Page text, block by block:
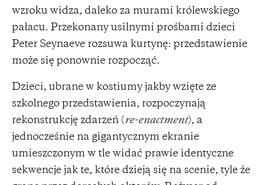
wzroku widza, daleko za murami królewskiego
pałacu. Przekonany usilnymi prośbami dzieci
Peter Seynaeve rozsuwa kurtynę: przedstawienie
może się ponownie rozpocząć.
Dzieci, ubrane w kostiumy jakby wzięte ze
szkolnego przedstawienia, rozpoczynają
rekonstrukcję zdarzeń (re-enactment), a
jednocześnie na gigantycznym ekranie
umieszczonym w tle widać prawie identyczne
sekwencje jak te, które dzieją się na scenie, tyle że